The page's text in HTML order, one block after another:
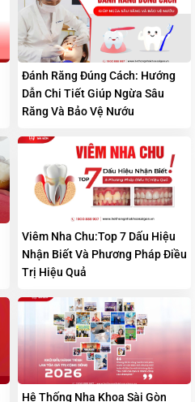
Đánh Răng Đúng Cách: Hướng
Dẫn Chi Tiết Giúp Ngừa Sâu
Răng Và Bảo Vệ Nướu
Viêm Nha Chu:Top 7 Dấu Hiệu
Nhận Biết Và Phương Pháp Điều
Trị Hiệu Quả
Hệ Thống Nha Khoa Sài Gòn